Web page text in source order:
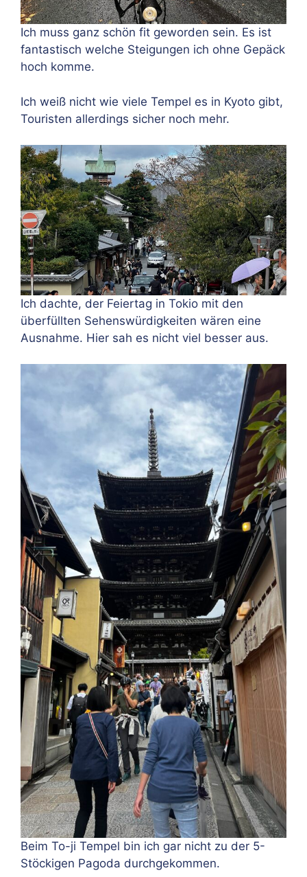
Ich muss ganz schön fit geworden sein. Es ist
fantastisch welche Steigungen ich ohne Gepäck
hoch komme.
Ich weiß nicht wie viele Tempel es in Kyoto gibt,
Touristen allerdings sicher noch mehr.
Ich dachte, der Feiertag in Tokio mit den
überfüllten Sehenswürdigkeiten wären eine
Ausnahme. Hier sah es nicht viel besser aus.
Beim To-ji Tempel bin ich gar nicht zu der 5-
Stöckigen Pagoda durchgekommen.